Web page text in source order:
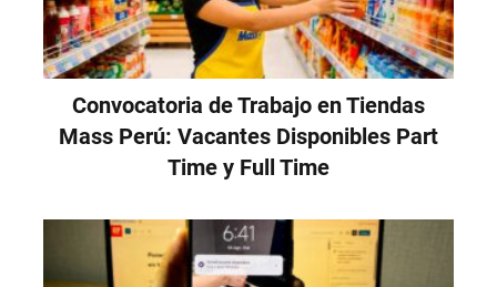
Convocatoria de Trabajo en Tiendas
Mass Perú: Vacantes Disponibles Part
Time y Full Time